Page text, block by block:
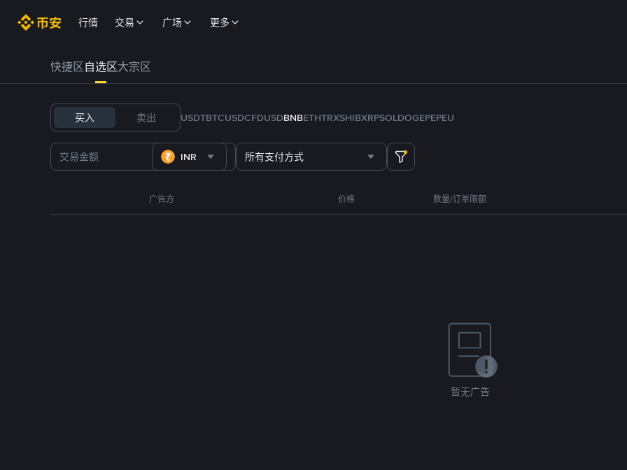
行情 交易 广场 更多
快捷区自选区大宗区
买入 卖出 USDTBTCUSDCFDUSDBNBETHTRXSHIBXRPSOLDOGEPEPEU
INR 所有支付方式
广告方 价格 数量/订单限额
暂无广告